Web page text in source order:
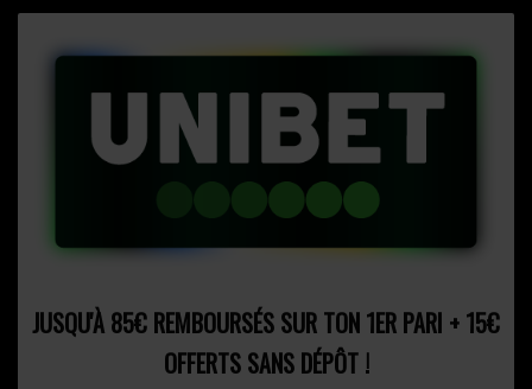
JUSQU'À 85€ REMBOURSÉS SUR TON 1ER PARI + 15€
OFFERTS SANS DÉPÔT !